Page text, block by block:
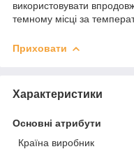
використовувати
темному місці за
Приховати
Характеристики
Основні атрибути
Країна виробник